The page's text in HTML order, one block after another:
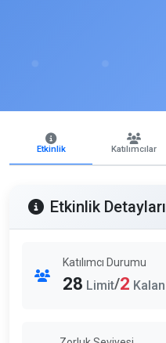
Etkinlik Katılımcılar
Etkinlik Detayları
Katılımcı Durumu
28 Limit/2 Kalan